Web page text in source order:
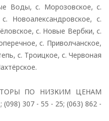
Воды, с. Морозовское, с.
Новоалександровское, с.
с. Новые Вербки, с.
с. Приволчанское,
с. Троицкое, с. Червоная
ПО НИЗКИМ ЦЕНАМ
307 - 55 - 25; (063) 862 -